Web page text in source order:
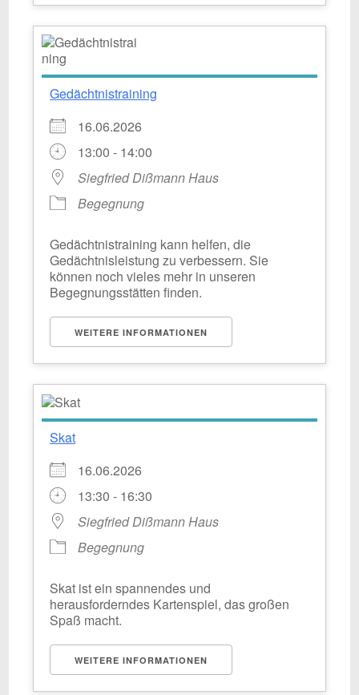
Gedächtnistraining
16.06.2026
13:00 - 14:00
Siegfried Dißmann Haus
Begegnung
Gedächtnistraining kann helfen, die
Gedächtnisleistung zu verbessern. Sie
können noch vieles mehr in unseren
Begegnungsstätten finden.
WEITERE INFORMATIONEN
Skat
16.06.2026
13:30 - 16:30
Siegfried Dißmann Haus
Begegnung
Skat ist ein spannendes und
herausforderndes Kartenspiel, das großen
Spaß macht.
WEITERE INFORMATIONEN